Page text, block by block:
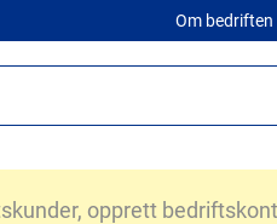
Om bedriften
opprett